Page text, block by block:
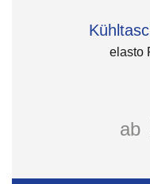
elasto
ab